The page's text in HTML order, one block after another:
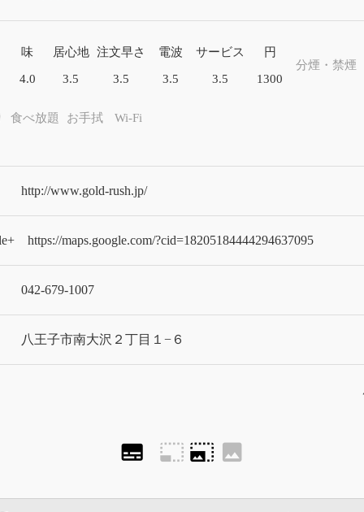
味
4.0
居心地
3.5
注文早さ
3.5
電波
3.5
サービス
3.5
円
1300
分煙・禁煙
食べ放題 お手拭 Wi-Fi
http://www.gold-rush.jp/
https://maps.google.com/?cid=18205184444294637095
042-679-1007
八王子市南大沢２丁目１−６
subtitles photo_size_select_small photo_size_select_large image